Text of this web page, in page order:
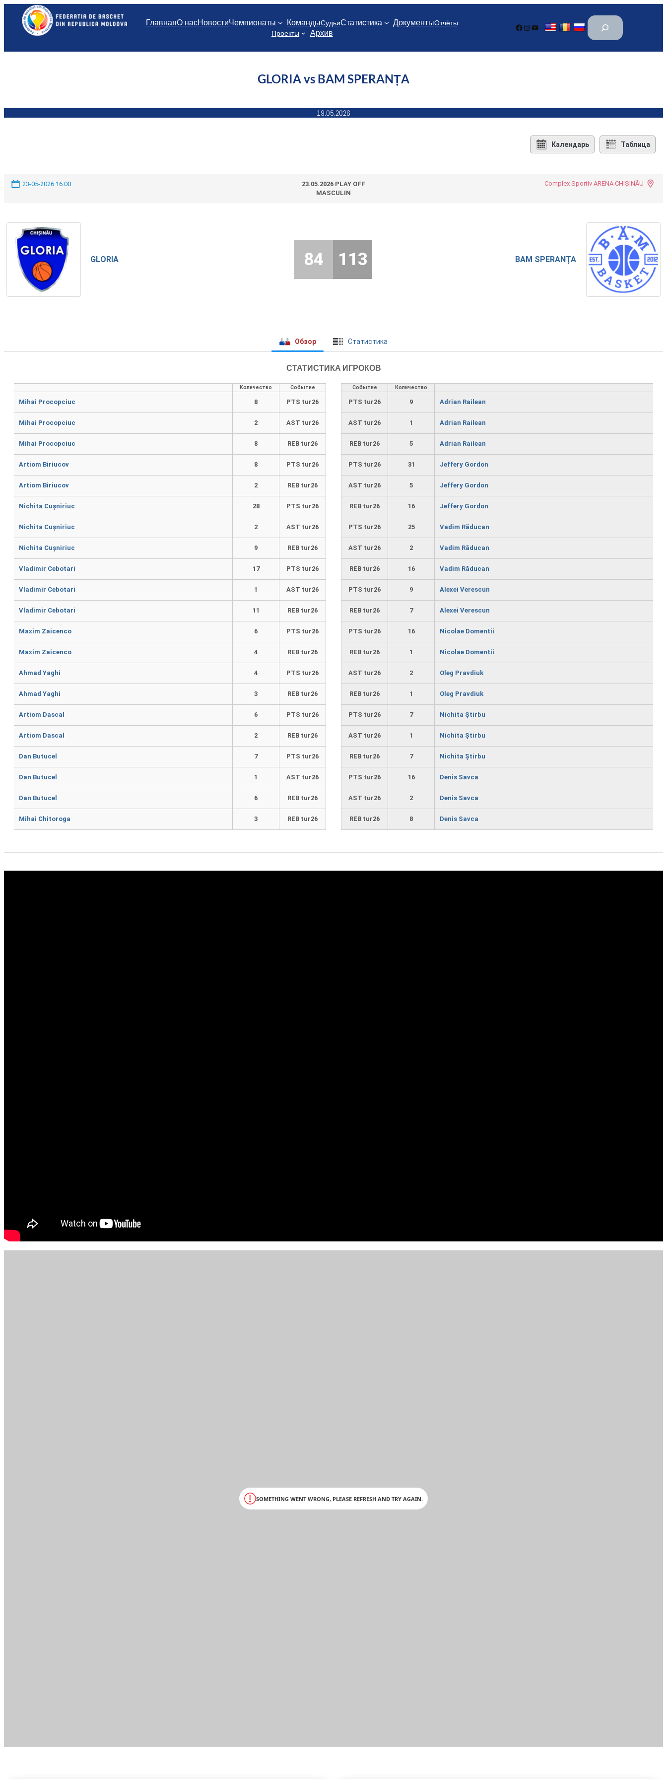
Перейти
содержимому
ГлавнаяО насНовостиЧемпионаты КомандыСудьиСтатистика ДокументыОтчёты
Проекты
Архив
Facebook Instagram YouTube
П
и
GLORIA vs BAM SPERANȚA
19.05.2026
Календарь Таблица
23-05-2026 16:00
23.05.2026 PLAY OFF
MASCULIN
Complex Sportiv ARENA CHIȘINĂU
GLORIA BAM SPERANȚA
84 113
Обзор Cтатистика
СТАТИСТИКА ИГРОКОВ
Количество Событие
Mihai Procopciuc 8 PTS tur26
Mihai Procopciuc 2 AST tur26
Mihai Procopciuc 8 REB tur26
Artiom Biriucov 8 PTS tur26
Artiom Biriucov 2 REB tur26
Nichita Cușniriuc 28 PTS tur26
Nichita Cușniriuc 2 AST tur26
Nichita Cușniriuc 9 REB tur26
Vladimir Cebotari 17 PTS tur26
Vladimir Cebotari 1 AST tur26
Vladimir Cebotari 11 REB tur26
Maxim Zaicenco 6 PTS tur26
Maxim Zaicenco 4 REB tur26
Ahmad Yaghi 4 PTS tur26
Ahmad Yaghi 3 REB tur26
Artiom Dascal 6 PTS tur26
Artiom Dascal 2 REB tur26
Dan Butucel 7 PTS tur26
Dan Butucel 1 AST tur26
Dan Butucel 6 REB tur26
Mihai Chitoroga 3 REB tur26
Событие Количество
PTS tur26 9 Adrian Railean
AST tur26 1 Adrian Railean
REB tur26 5 Adrian Railean
PTS tur26 31 Jeffery Gordon
AST tur26 5 Jeffery Gordon
REB tur26 16 Jeffery Gordon
PTS tur26 25 Vadim Răducan
AST tur26 2 Vadim Răducan
REB tur26 16 Vadim Răducan
PTS tur26 9 Alexei Verescun
REB tur26 7 Alexei Verescun
PTS tur26 16 Nicolae Domentii
REB tur26 1 Nicolae Domentii
AST tur26 2 Oleg Pravdiuk
REB tur26 1 Oleg Pravdiuk
PTS tur26 7 Nichita Știrbu
AST tur26 1 Nichita Știrbu
REB tur26 7 Nichita Știrbu
PTS tur26 16 Denis Savca
AST tur26 2 Denis Savca
REB tur26 8 Denis Savca